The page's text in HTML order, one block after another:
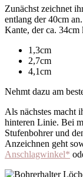
Zunächst zeichnet
entlang der 40cm
Kante, der ca. 34cm
1,3cm
2,7cm
4,1cm
Nehmt dazu am
Als nächstes macht
hinteren Linie. Bei
Stufenbohrer und
Anzeichnen geht
Anschlagwinkel*